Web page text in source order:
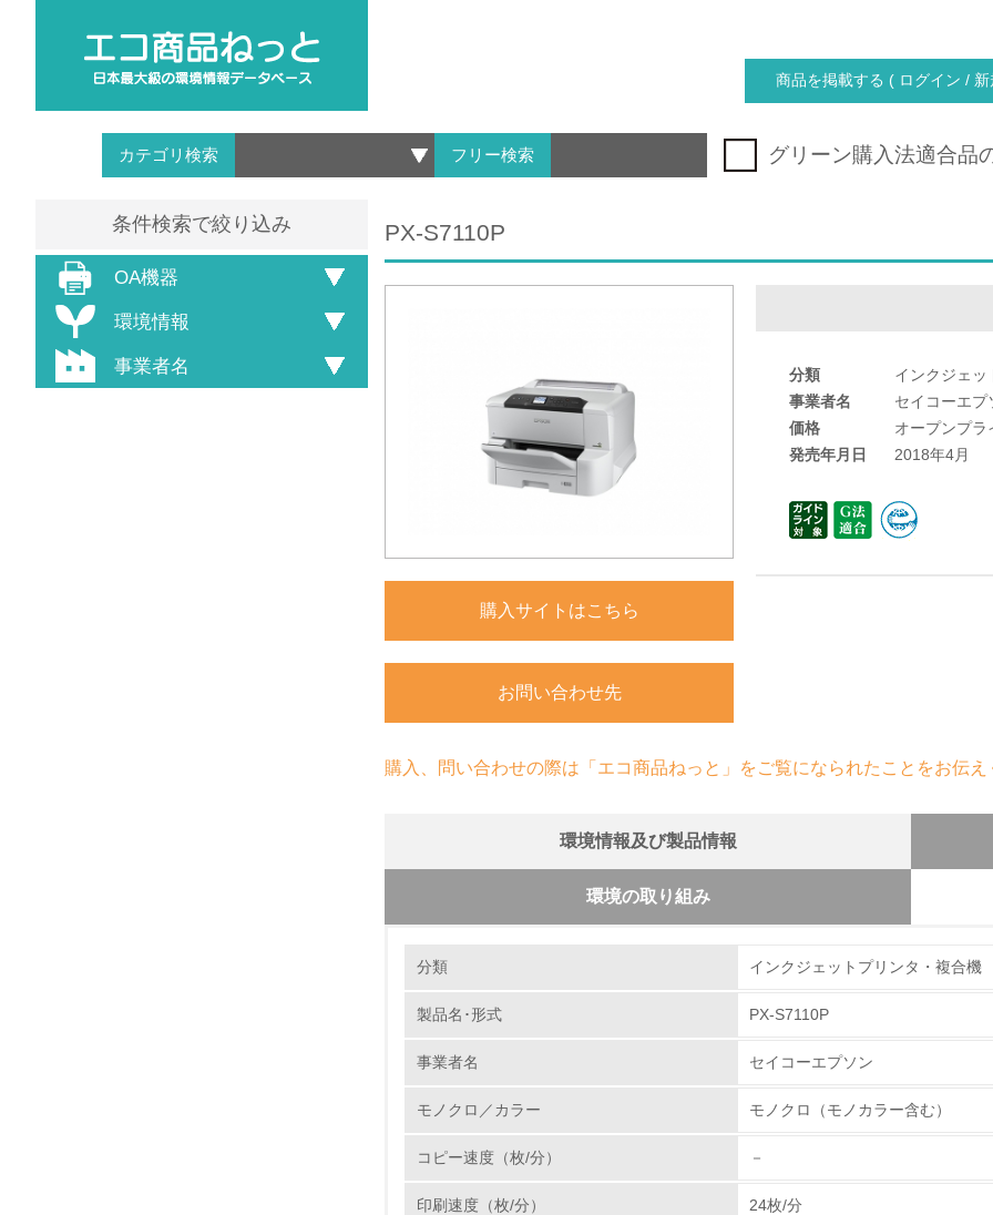
商品を掲載する ( ログイン / 新
カテゴリ検索 フリー検索 グリーン購入法適合品
条件検索で絞り込み
OA機器
環境情報
事業者名
PX-S7110P
購入サイトはこちら
お問い合わせ先
分類
インクジェッ
事業者名
セイコーエプ
価格
オープンプラ
発売年月日
2018年4月
購入、問い合わせの際は「エコ商品ねっと」をご覧になられたことをお伝え
環境情報及び製品情報
環境の取り組み
1.環境取り組み体制
No. チェック項目
レベル1
製品本体とカートリッジの回収・リサイクルのしくみ
当社では、企画・設計段階からReduce(廃棄物の発生抑制)、
並びに消耗品の回収・リサイクルを進めています。製品本体の
ンクカートリッジやトナーカートリッジの回収・リサイクルを
して当社の部品の一部などに再生しています。
分類 インクジェットプリンタ・複合機
製品名･形式 PX-S7110P
事業者名 セイコーエプソン
モノクロ／カラー モノクロ（モノカラー含む）
コピー速度（枚/分） －
印刷速度（枚/分） 24枚/分